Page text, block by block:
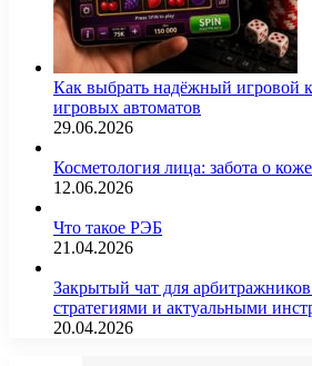
Как выбрать надёжный игровой
игровых автоматов
29.06.2026
Косметология лица: забота о
12.06.2026
Что такое РЭБ
21.04.2026
Закрытый чат для
стратегиями и актуальными
20.04.2026